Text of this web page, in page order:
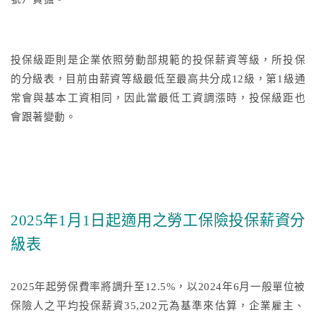
投保級距則是企業依照勞動部規範的投保薪資等級，所投保
的分級表，目前由薪資等級最低至最高共分成12級，第1級通
常會與基本工資相同，因此當最低工資調漲時，投保級距也
會跟著變動。
2025年1月1日起適用之勞工保險投保薪資分
級表
2025年起勞保費率將調升至12.5%，以2024年6月一般單位被
保險人之平均投保薪資35,202元為基準來估算，企業雇主、